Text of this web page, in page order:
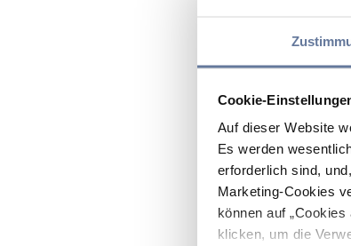
Cookie-
Auf dieser Website
Es werden
erforderlich sind,
Marketing-Cookies
können auf
klicken, um die